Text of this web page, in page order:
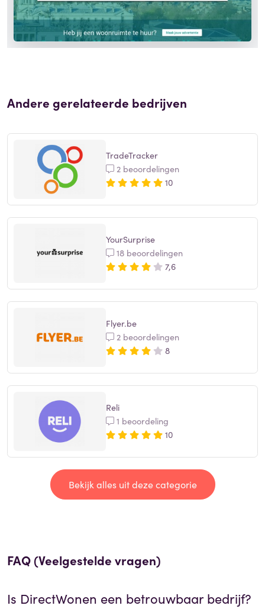
Andere gerelateerde bedrijven
TradeTracker
2 beoordelingen
10
YourSurprise
18 beoordelingen
7,6
Flyer.be
2 beoordelingen
8
Reli
1 beoordeling
10
Bekijk alles uit deze categorie
FAQ (Veelgestelde vragen)
Is DirectWonen een betrouwbaar bedrijf?